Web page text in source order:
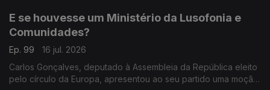
E se houvesse um Ministério da Lusofonia e
Comunidades?
Ep. 99
16 jul. 2026
Carlos Gonçalves, deputado à Assembleia da República eleito
pelo círculo da Europa, apresentou ao seu partido uma moção